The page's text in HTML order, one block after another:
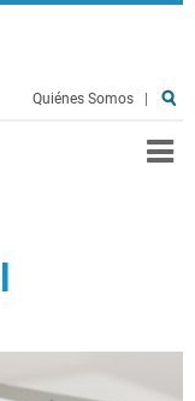
Quiénes Somos